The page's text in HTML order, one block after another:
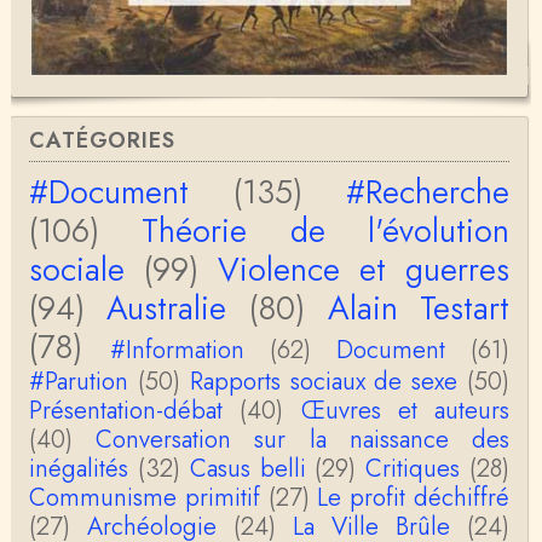
Bernard Fortier
Merci Christophe pour votre perspicacité et votre
honnêteté intellectuelle, vous êtes passionnant.A …
Christophe Darmangeat
Si, le lien fonctionne bel et bien, je viens de le véri
fier. Il mène à la thèse de Jean-Claude Favin…
roland `chaudat
le lien cité par BB ne fonctionne pas ( 6 ans aprè
s), dommage, mais j'ai la même impression que …
Christophe Darmangeat
La plus récente, donc celle en français, la quatrièm
e, publiée chez La Découverte.Bonne lecture !
Anonymous
Actuellement c'est quelle édition qui est la plus à jo
ur? La dernière edition française ou celle…
roland chaudat
le sous-titre de l’article de la Lutte de Classes “No
CATÉGORIES
#Document (135)
#Recherche
(106)
Théorie de l'évolution
sociale (99) Violence et guerres
(94) Australie (80) Alain Testart
(78)
#Information (62) Document
(61)
#Parution (50) Rapports sociaux de sexe (50)
Présentation-débat (40) Œuvres et auteurs
(40)
Conversation sur la naissance des
inégalités (32) Casus belli (29) Critiques (28)
Communisme primitif (27) Le profit déchiffré
(27) Archéologie (24) La Ville Brûle (24)